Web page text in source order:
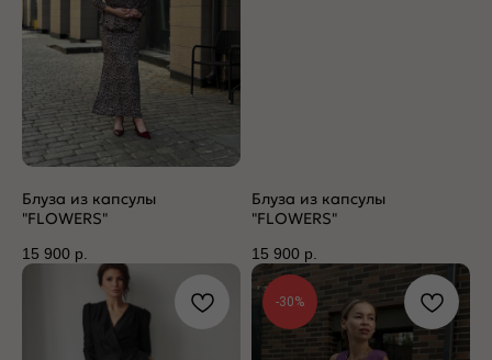
Блуза из капсулы
"FLOWERS"
15 900 р.
Блуза из капсулы
"FLOWERS"
15 900 р.
-30%